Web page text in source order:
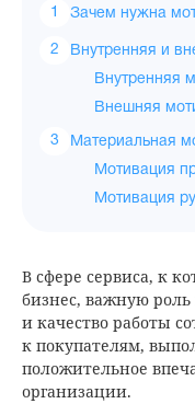
Зачем нужна
Внутренняя и
Внутренняя
Внешняя
Материальная
Мотивация
Мотивация
В сфере сервиса, к
бизнес, важную
и качество работы
к покупателям,
положительное
организации.